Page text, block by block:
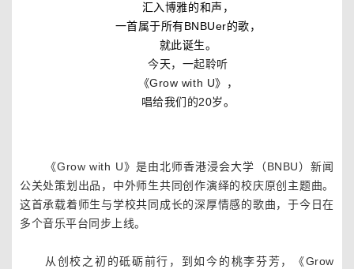
汇入博雅的和声，
一首属于所有BNBUer的歌，
就此诞生。
今天，一起聆听
《Grow with U》，
唱给我们的20岁。
《Grow with U》是由北师香港浸会大学（BNBU）新闻
公关处策划出品，中外师生共同创作演绎的校庆原创主题曲。
这首承载着师生与学校共同成长的深厚情感的歌曲，于今日在
多个音乐平台同步上线。
从创校之初的砥砺前行，到如今的桃李芬芳，《Grow